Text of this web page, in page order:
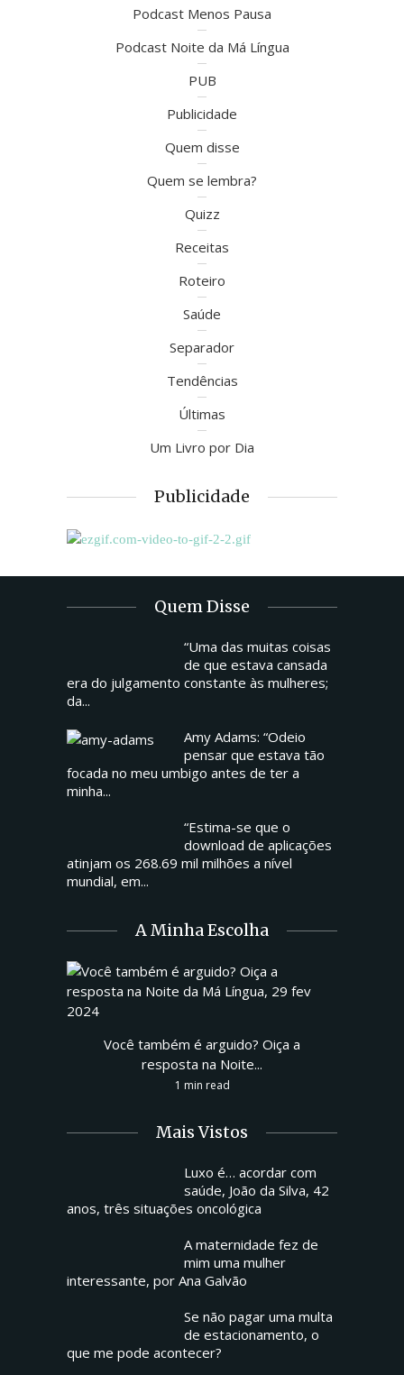
Podcast Menos Pausa
Podcast Noite da Má Língua
PUB
Publicidade
Quem disse
Quem se lembra?
Quizz
Receitas
Roteiro
Saúde
Separador
Tendências
Últimas
Um Livro por Dia
Publicidade
Quem Disse
“Uma das muitas coisas
de que estava cansada
era do julgamento constante às mulheres;
da...
Amy Adams: “Odeio
pensar que estava tão
focada no meu umbigo antes de ter a
minha...
“Estima-se que o
download de aplicações
atinjam os 268.69 mil milhões a nível
mundial, em...
A Minha Escolha
Você também é arguido? Oiça a
resposta na Noite...
1 min read
Mais Vistos
Luxo é… acordar com
saúde, João da Silva, 42
anos, três situações oncológica
A maternidade fez de
mim uma mulher
interessante, por Ana Galvão
Se não pagar uma multa
de estacionamento, o
que me pode acontecer?